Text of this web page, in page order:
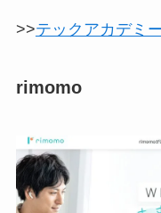
>>テックアカデミ
rimomo